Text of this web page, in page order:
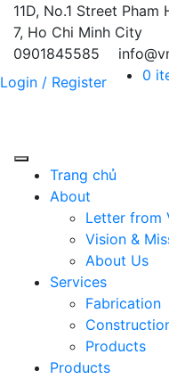
11D, No.1 Street
7, Ho Chi Minh City
0901845585
Login / Register
0
Trang chủ
About
Letter from
Vision &
About Us
Services
Fabrication
Products
Products